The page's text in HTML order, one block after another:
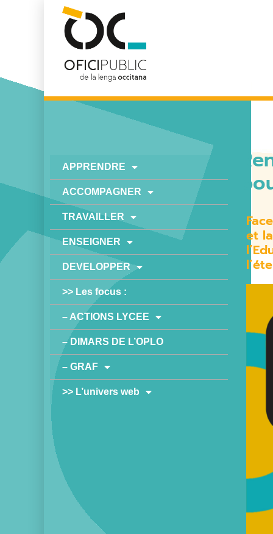
APPRENDRE
ACCOMPAGNER
TRAVAILLER
ENSEIGNER
DEVELOPPER
>> Les focus :
– ACTIONS LYCEE
– DIMARS DE L’OPLO
– GRAF
>> L’univers web
et